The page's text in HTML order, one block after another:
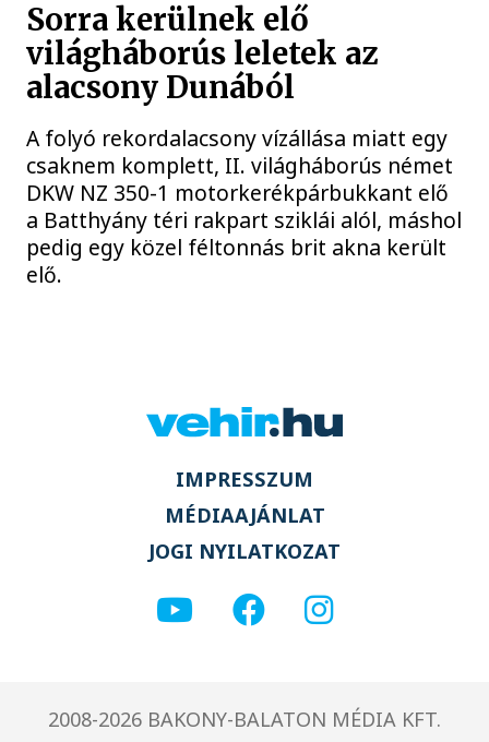
Sorra kerülnek elő
világháborús leletek az
alacsony Dunából
A folyó rekordalacsony vízállása miatt egy
csaknem komplett, II. világháborús német
DKW NZ 350-1 motorkerékpárbukkant elő
a Batthyány téri rakpart sziklái alól, máshol
pedig egy közel féltonnás brit akna került
elő.
IMPRESSZUM
MÉDIAAJÁNLAT
JOGI NYILATKOZAT
2008-2026 BAKONY-BALATON MÉDIA KFT.